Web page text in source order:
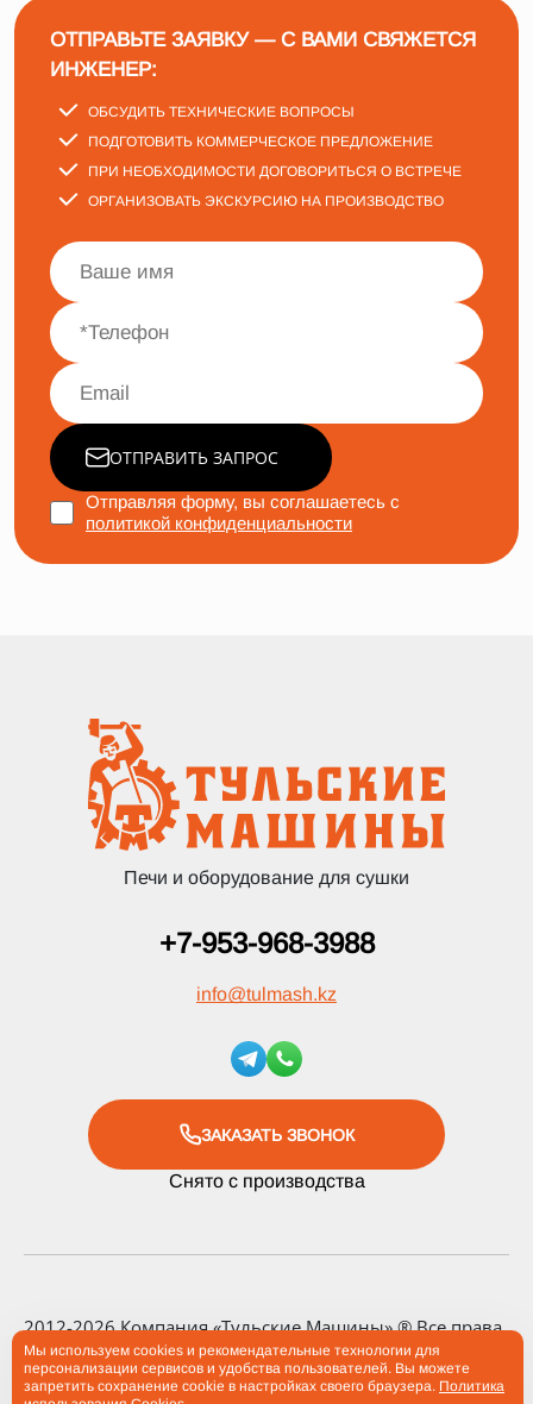
ОТПРАВЬТЕ ЗАЯВКУ — С ВАМИ СВЯЖЕТСЯ
ИНЖЕНЕР:
ОБСУДИТЬ ТЕХНИЧЕСКИЕ ВОПРОСЫ
ПОДГОТОВИТЬ КОММЕРЧЕСКОЕ ПРЕДЛОЖЕНИЕ
ПРИ НЕОБХОДИМОСТИ ДОГОВОРИТЬСЯ О ВСТРЕЧЕ
ОРГАНИЗОВАТЬ ЭКСКУРСИЮ НА ПРОИЗВОДСТВО
ОТПРАВИТЬ ЗАПРОС
Отправляя форму, вы соглашаетесь с
политикой конфиденциальности
Печи и оборудование для сушки
+7-953-968-3988
info@tulmash.kz
ЗАКАЗАТЬ ЗВОНОК
Снято с производства
2012-2026 Компания «Тульские Машины» ® Все права
защищены
Мы используем cookies и рекомендательные технологии для
персонализации сервисов и удобства пользователей. Вы можете
запретить сохранение cookie в настройках своего браузера. Политика